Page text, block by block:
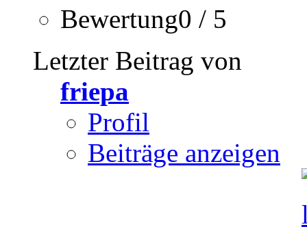
Bewertung0 / 5
Letzter Beitrag von
friepa
Profil
Beiträge anzeigen